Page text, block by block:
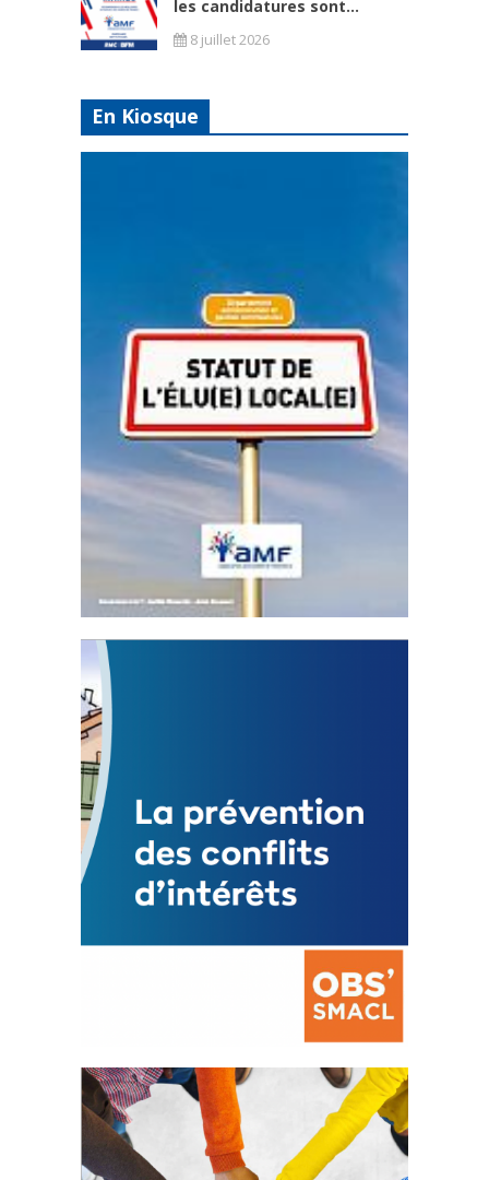
les candidatures sont...
8 juillet 2026
En Kiosque
Statut de l’élu local
3 avril 2024
Mise à jour avril 2024
FEUILLETER
La prévention des conflits
d’intérêts
18 septembre 2023
FEUILLETER